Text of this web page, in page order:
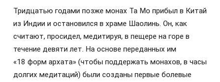
Тридцатью годами позже монах Та Мо прибыл в Китай
из Индии и остановился в храме Шаолинь. Он, как
считают, просидел, медитируя, в пещере на горе в
течение девяти лет. На основе переданных им
«18 форм архата» (чтобы поддержать монахов, в часы
долгих медитаций) были созданы первые болевые